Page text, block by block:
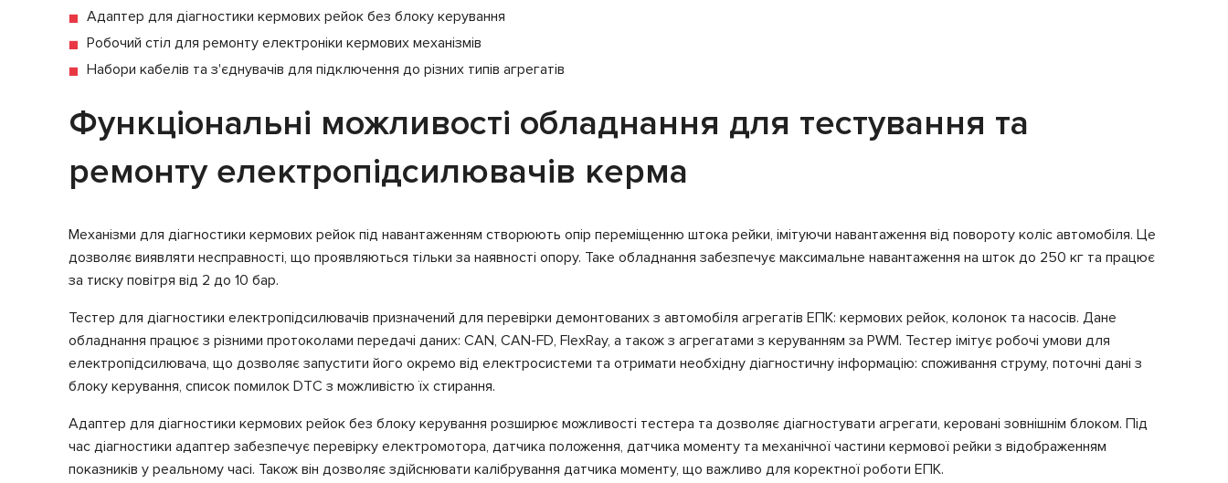
Адаптер для діагностики кермових рейок без блоку керування
Робочий стіл для ремонту електроніки кермових механізмів
Набори кабелів та з'єднувачів для підключення до різних типів агрегатів
Функціональні можливості обладнання для тестування та
ремонту електропідсилювачів керма
Механізми для діагностики кермових рейок під навантаженням створюють опір переміщенню штока рейки, імітуючи навантаження від повороту коліс автомобіля. Це
дозволяє виявляти несправності, що проявляються тільки за наявності опору. Таке обладнання забезпечує максимальне навантаження на шток до 250 кг та працює
за тиску повітря від 2 до 10 бар.
Тестер для діагностики електропідсилювачів призначений для перевірки демонтованих з автомобіля агрегатів ЕПК: кермових рейок, колонок та насосів. Дане
обладнання працює з різними протоколами передачі даних: CAN, CAN-FD, FlexRay, а також з агрегатами з керуванням за PWM. Тестер імітує робочі умови для
електропідсилювача, що дозволяє запустити його окремо від електросистеми та отримати необхідну діагностичну інформацію: споживання струму, поточні дані з
блоку керування, список помилок DTC з можливістю їх стирання.
Адаптер для діагностики кермових рейок без блоку керування розширює можливості тестера та дозволяє діагностувати агрегати, керовані зовнішнім блоком. Під
час діагностики адаптер забезпечує перевірку електромотора, датчика положення, датчика моменту та механічної частини кермової рейки з відображенням
показників у реальному часі. Також він дозволяє здійснювати калібрування датчика моменту, що важливо для коректної роботи ЕПК.